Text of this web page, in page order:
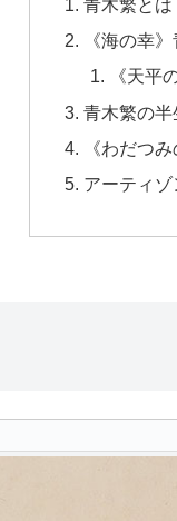
青木繁とは
《海の幸
《天平
青木繁の半
《わだつ
アーティ